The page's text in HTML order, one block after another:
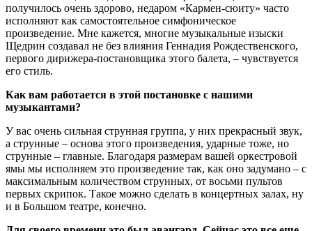
получилось очень здорово, недаром «Кармен-сюиту» часто
исполняют как самостоятельное симфоническое
произведение. Мне кажется, многие музыкальные изыски
Щедрин создавал не без влияния Геннадия Рождественского,
первого дирижера-постановщика этого балета, – чувствуется
его стиль.
Как вам работается в этой постановке с нашими
музыкантами?
У вас очень сильная струнная группа, у них прекрасный звук,
а струнные – основа этого произведения, ударные тоже, но
струнные – главные. Благодаря размерам вашей оркестровой
ямы мы исполняем это произведение так, как оно задумано – с
максимальным количеством струнных, от восьми пультов
первых скрипок. Такое можно сделать в концертных залах, ну
и в Большом театре, конечно.